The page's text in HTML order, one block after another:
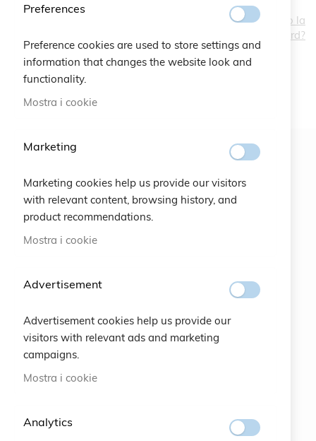
Hai dimenticato la
password?
ISCRIVITI
Bracelets
Charity
Vintage
Preferences
Preference cookies are used to store settings and
information that changes the website look and
functionality.
Mostra i cookie
Marketing
Marketing cookies help us provide our visitors
with relevant content, browsing history, and
product recommendations.
Mostra i cookie
Advertisement
Advertisement cookies help us provide our
visitors with relevant ads and marketing
campaigns.
Mostra i cookie
Analytics